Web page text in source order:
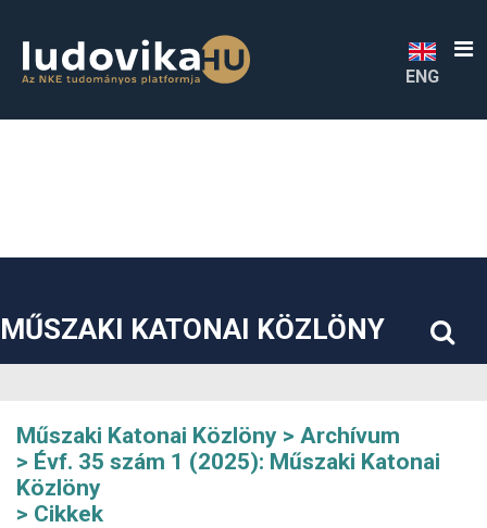
##plugins.themes.bootstrap3.accessible_menu.sidebar##
ENG
MŰSZAKI KATONAI KÖZLÖNY
Műszaki Katonai Közlöny
Archívum
Évf. 35 szám 1 (2025): Műszaki Katonai
Közlöny
Cikkek